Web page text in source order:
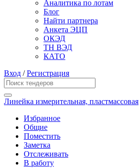
Аналитика по лотам
Блог
Найти партнера
Анкета ЭЦП
ОКЭД
ТН ВЭД
КАТО
Вход /Регистрация
Линейка измерительная, пластмассовая
Избранное
Общие
Поместить
Заметка
Отслеживать
В работу